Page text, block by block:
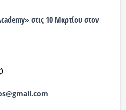
στις 10 Μαρτίου στον